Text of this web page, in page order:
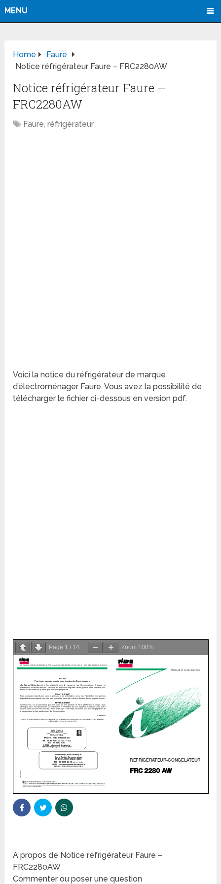
MENU
Home
Faure
Notice réfrigérateur Faure – FRC2280AW
Notice réfrigérateur Faure –
FRC2280AW
Faure,réfrigérateur
Voici la notice du réfrigérateur de marque
d’électroménager Faure. Vous avez la possibilité de
télécharger le fichier ci-dessous en version pdf.
Page 1 / 14 Zoom 100%
A propos de Notice réfrigérateur Faure –
FRC2280AW
Commenter ou poser une question